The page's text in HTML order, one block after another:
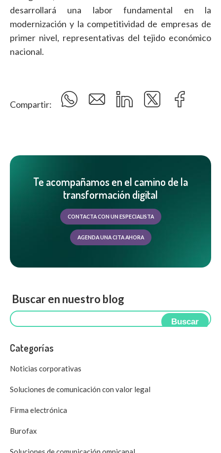
desarrollará una labor fundamental en la
modernización y la competitividad de empresas de
primer nivel, representativas del tejido económico
nacional.
Compartir:
Te acompañamos en el camino de la
transformación digital
CONTACTA CON UN ESPECIALISTA
AGENDA UNA CITA AHORA
Buscar en nuestro blog
Buscar
Categorías
Noticias corporativas
Soluciones de comunicación con valor legal
Firma electrónica
Burofax